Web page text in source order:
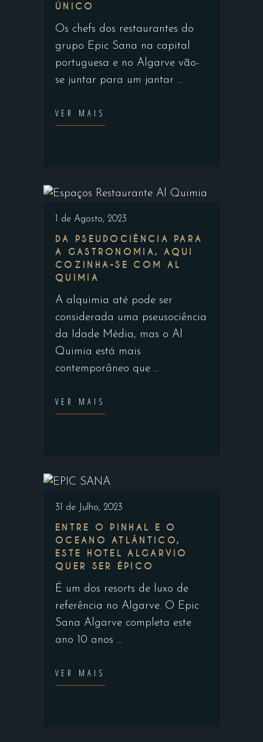
ÚNICO
Os chefs dos restaurantes do
grupo Epic Sana na capital
portuguesa e no Algarve vão-
se juntar para um jantar
VER MAIS
1 de Agosto, 2023
DA PSEUDOCIÊNCIA PARA
A GASTRONOMIA, AQUI
COZINHA-SE COM AL
QUIMIA
A alquimia até pode ser
considerada uma pseusociência
da Idade Média, mas o Al
Quimia está mais
contemporâneo que
VER MAIS
31 de Julho, 2023
ENTRE O PINHAL E O
OCEANO ATLÂNTICO,
ESTE HOTEL ALGARVIO
QUER SER ÉPICO
É um dos resorts de luxo de
referência no Algarve. O Epic
Sana Algarve completa este
ano 10 anos
VER MAIS